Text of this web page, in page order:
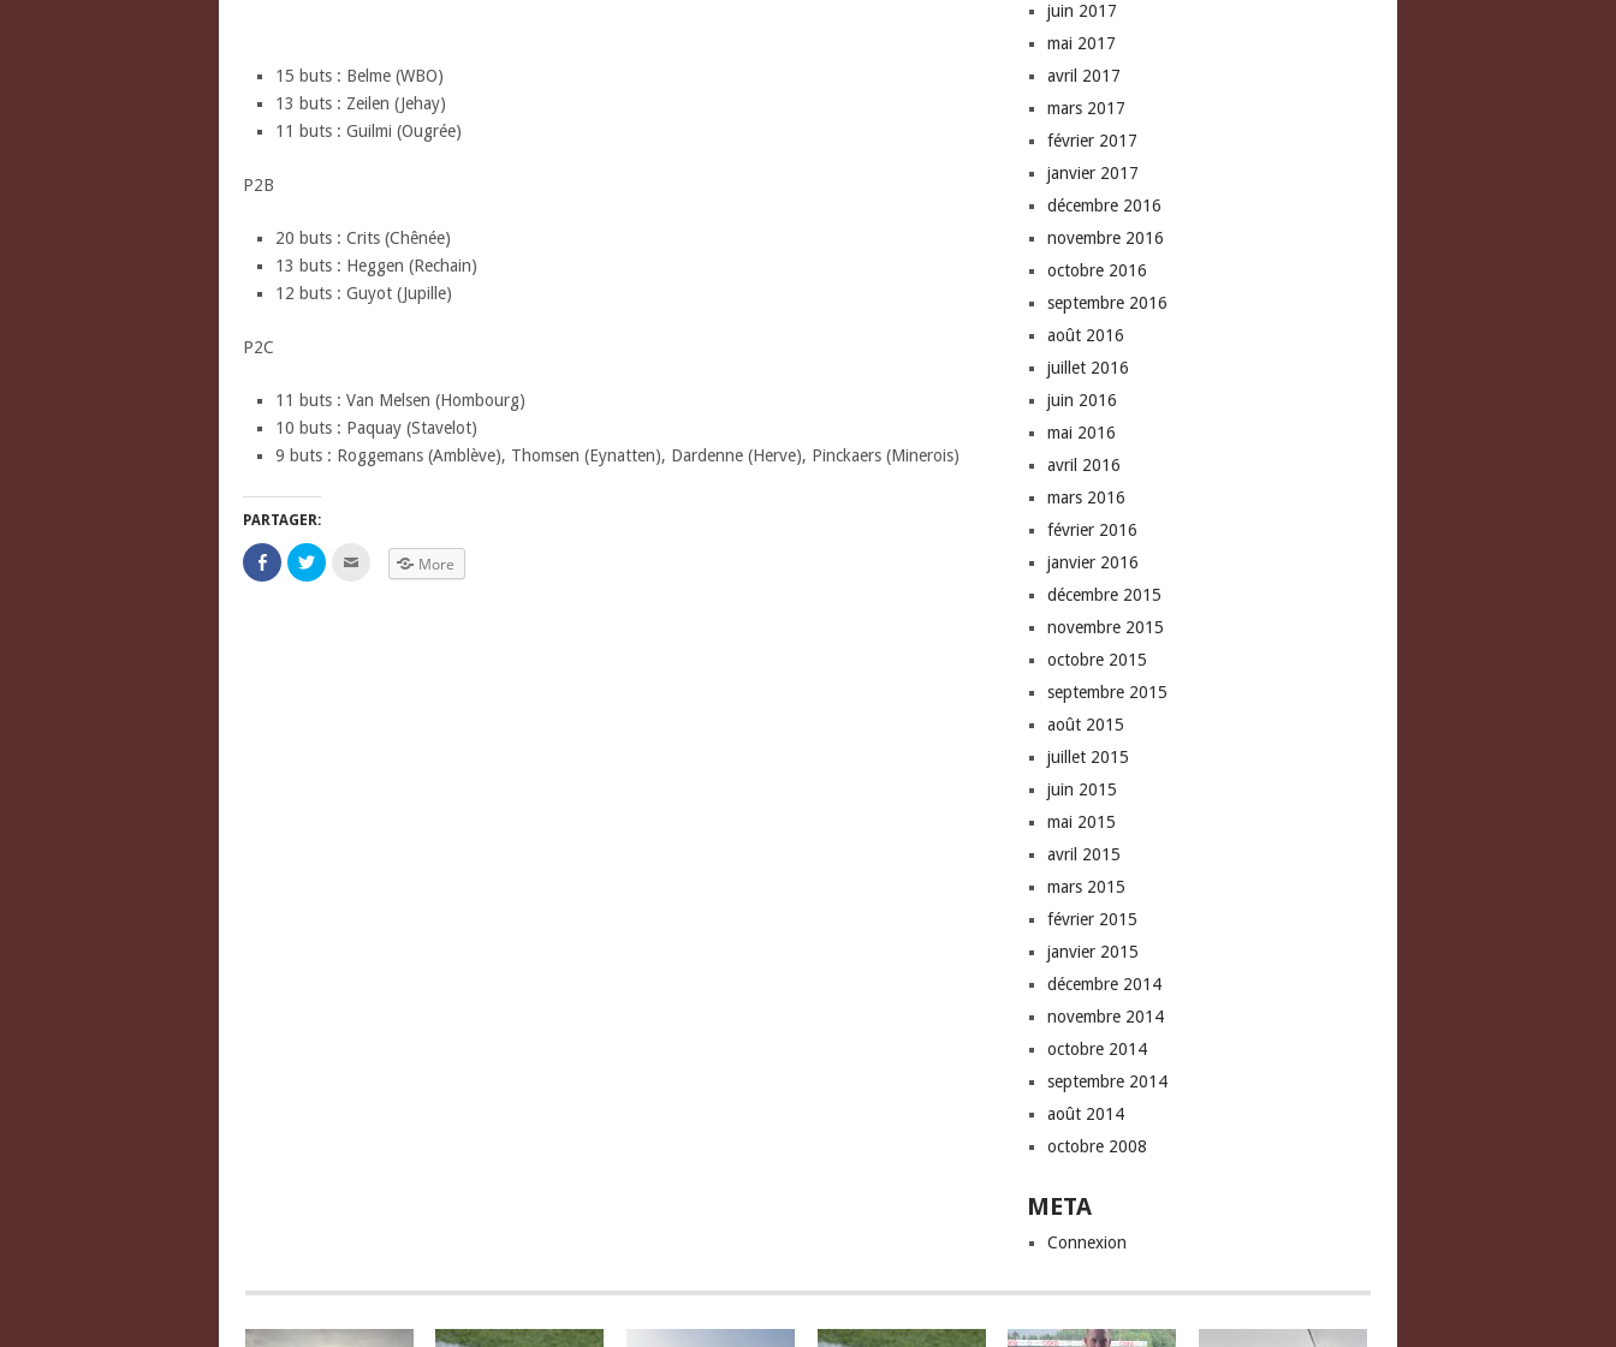
15 buts : Belme (WBO)
13 buts : Zeilen (Jehay)
11 buts : Guilmi (Ougrée)
P2B
20 buts : Crits (Chênée)
13 buts : Heggen (Rechain)
12 buts : Guyot (Jupille)
P2C
11 buts : Van Melsen (Hombourg)
10 buts : Paquay (Stavelot)
9 buts : Roggemans (Amblève), Thomsen (Eynatten), Dardenne (Herve), Pinckaers (Minerois)
PARTAGER:
Click
to
share
Click
to More
juin 2017
mai 2017
avril 2017
mars 2017
février 2017
janvier 2017
décembre 2016
novembre 2016
octobre 2016
septembre 2016
août 2016
juillet 2016
juin 2016
mai 2016
avril 2016
mars 2016
février 2016
janvier 2016
décembre 2015
novembre 2015
octobre 2015
septembre 2015
août 2015
juillet 2015
juin 2015
mai 2015
avril 2015
mars 2015
février 2015
janvier 2015
décembre 2014
novembre 2014
octobre 2014
septembre 2014
août 2014
octobre 2008
META
Connexion